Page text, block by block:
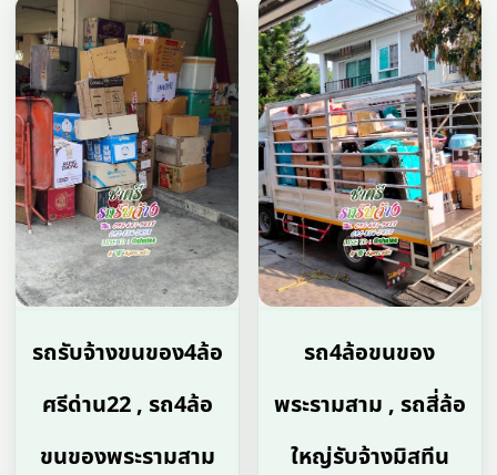
รถรับจ้างขนของ4ล้อ
ศรีด่าน22 , รถ4ล้อ
ขนของพระรามสาม
รถ4ล้อขนของ
พระรามสาม , รถสี่ล้อ
ใหญ่รับจ้างมิสทีน